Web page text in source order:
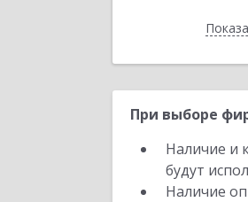
При выборе
Наличие и
будут
Наличие